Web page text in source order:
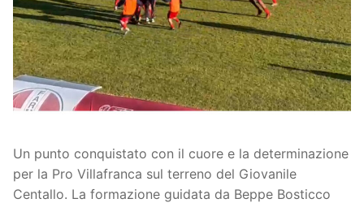
Home
Società
La Storia
Organigramma
Centro Sportivo
Prima Squadra
Settore Giovanile
Organizzazione
Piccoli amici
Campionati
Eccellenza
Contatti
Un punto conquistato con il cuore e la determinazione
per la Pro Villafranca sul terreno del Giovanile
Centallo. La formazione guidata da Beppe Bosticco